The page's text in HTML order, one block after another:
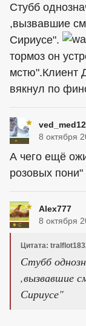
Стубб
,вызвавшие
Сириусе".
тормоз он
мстю".Клиент
вякнул по
ved_med12
8 октября
А чего ещё
розовыx пони"
Alex777
8 октября
Цитата:
Стубб
,вызвавшие
Сириусе"